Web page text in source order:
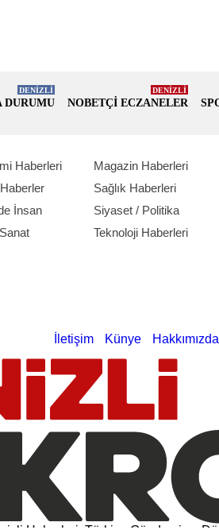
DURUMU
DENİZLİ
NOBETÇİ ECZANELER
DENİZLİ
Haberleri
İnsan
Magazin Haberleri
Sağlık Haberleri
Siyaset / Politika
Teknoloji Haberleri
İletişim Künye Hakkımızda